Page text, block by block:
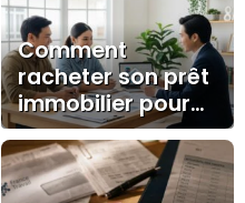
Comment
racheter son prêt
immobilier pour
réaliser des
économies
durables ?